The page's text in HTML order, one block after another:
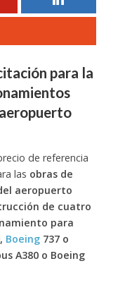
para la
de referencia
las obras de
aeropuerto
de cuatro
para
Boeing737 o
A380 o Boeing